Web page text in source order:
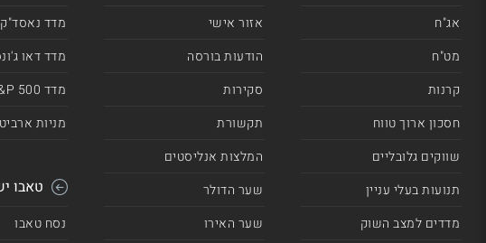
אג"ח
מט"ח
קרנות
חסכון ארוך טווח
שווקים גלובליים
תנועות בעלי עניין
מדדים למצב השוק
אזור אישי
הודעות בורסה
סקירות
תקשורת
המלצות אנליסטים
שער הדולר
שער האירו
מדד נאסד"ק
מדד דאו
מדד 500 S&P
מניות
טאבו
נסח טאבו